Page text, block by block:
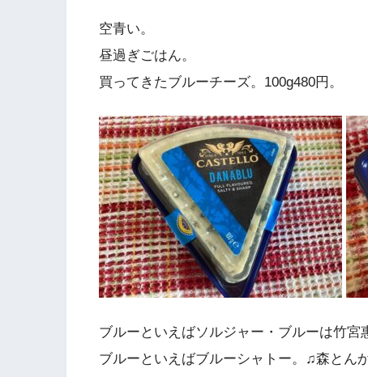
空青い。
昼過ぎごはん。
買ってきたブルーチーズ。100g480円。
ブルーといえばソルジャー・ブルーは竹宮
ブルーといえばブルーシャトー。♫森とん